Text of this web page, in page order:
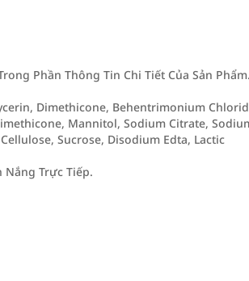
Phần Thông Tin Chi Tiết Của Sản Phẩm.
Dimethicone, Behentrimonium
Mannitol, Sodium Citrate,
Sucrose, Disodium Edta, Lactic
Nắng Trực Tiếp.